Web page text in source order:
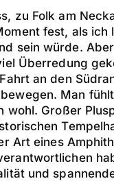
zu Folk am
fest, als ich
sein würde.
Überredung
an den
Man
wohl. Großer
Art eines
und